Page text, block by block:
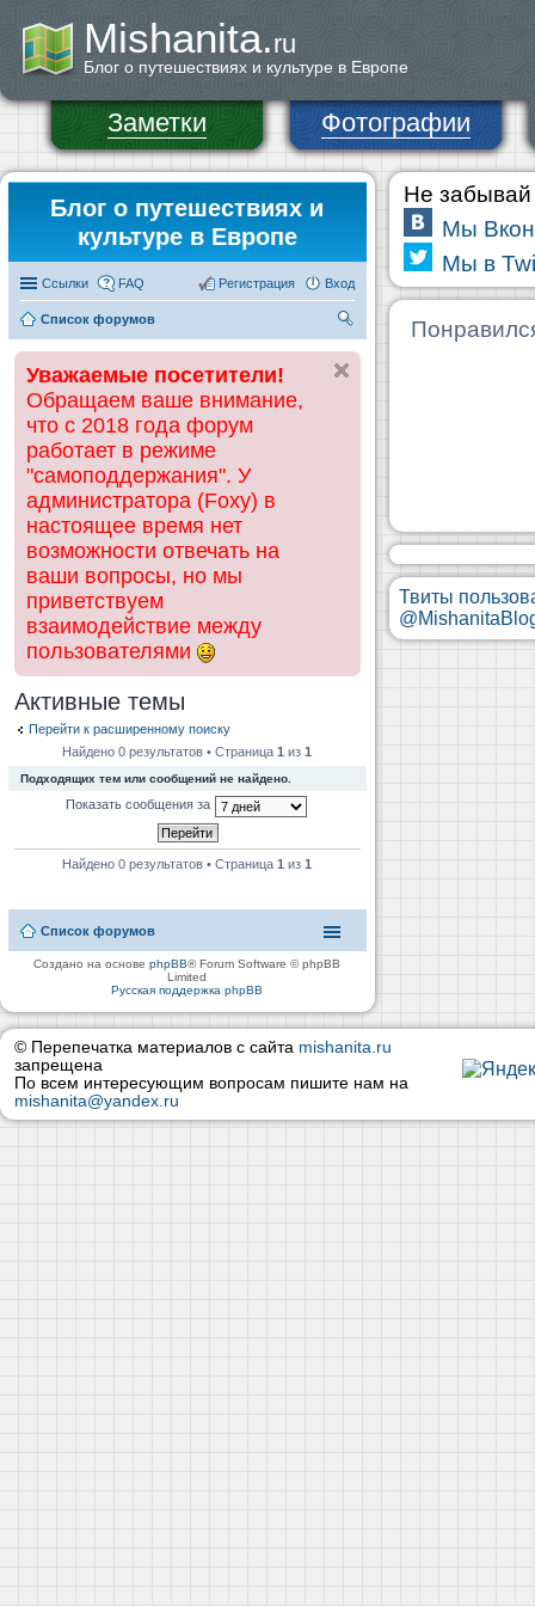
Mishanita.ru
Блог о путешествиях и культуре в Европе
Заметки Фотографии
Блог о путешествиях и
культуре в Европе
Ссылки FAQ Вход
Регистрация
Список форумов
ск
Уважаемые посетители!
Обращаем ваше внимание,
что с 2018 года форум
работает в режиме
"самоподдержания". У
администратора (Foxy) в
настоящее время нет
возможности отвечать на
ваши вопросы, но мы
приветствуем
взаимодействие между
пользователями
Активные темы
Перейти к расширенному поиску
Найдено 0 результатов • Страница1 из1
Подходящих тем или сообщений не найдено.
Показать сообщения за
Найдено 0 результатов • Страница1 из1
Список форумов
Создано на основеphpBB® Forum Software © phpBB
Limited
Русская поддержка phpBB
Не забывай
Мы
Мы в
Твиты
© Перепечатка материалов с сайта mishanita.ru
запрещена
По всем интересующим вопросам пишите нам на
mishanita@yandex.ru